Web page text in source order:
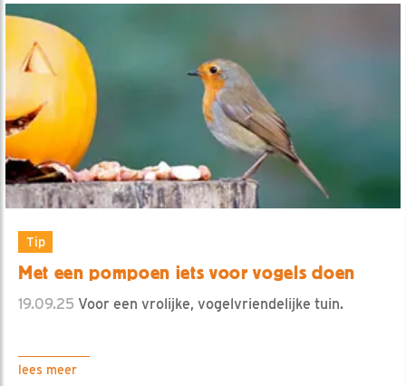
Tip
Met een pompoen iets voor vogels doen
19.09.25 Voor een vrolijke, vogelvriendelijke tuin.
lees meer